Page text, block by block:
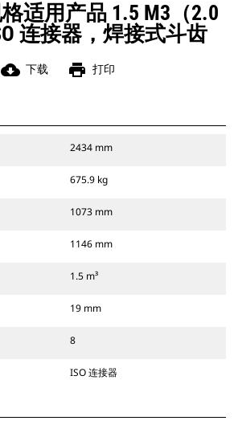
适用产品 1.5 M3（2.0
连接器，焊接式斗齿
cloud_download 下载 print 打印
2434 mm
675.9 kg
1073 mm
1146 mm
1.5 m³
19 mm
8
ISO 连接器